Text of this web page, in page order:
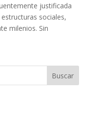
justificada
sociales,
milenios. Sin
Buscar